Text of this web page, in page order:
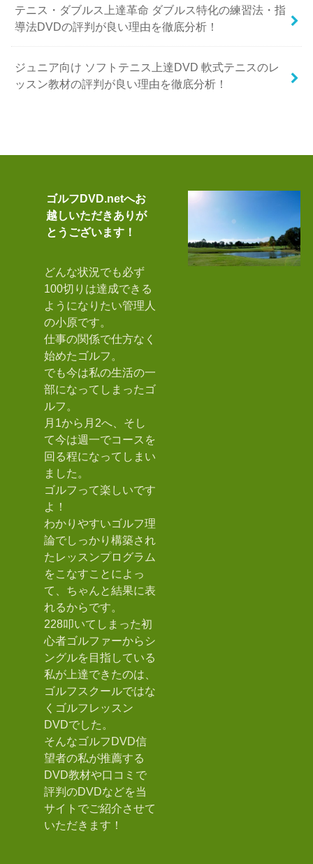
テニス・ダブルス上達革命 ダブルス特化の練習法・指
導法DVDの評判が良い理由を徹底分析！
ジュニア向け ソフトテニス上達DVD 軟式テニスのレ
ッスン教材の評判が良い理由を徹底分析！
ゴルフDVD.netへお
越しいただきありが
とうございます！
どんな状況でも必ず
100切りは達成できる
ようになりたい管理人
の小原です。
仕事の関係で仕方なく
始めたゴルフ。
でも今は私の生活の一
部になってしまったゴ
ルフ。
月1から月2へ、そし
て今は週一でコースを
回る程になってしまい
ました。
ゴルフって楽しいです
よ！
わかりやすいゴルフ理
論でしっかり構築され
たレッスンプログラム
をこなすことによっ
て、ちゃんと結果に表
れるからです。
228叩いてしまった初
心者ゴルファーからシ
ングルを目指している
私が上達できたのは、
ゴルフスクールではな
くゴルフレッスン
DVDでした。
そんなゴルフDVD信
望者の私が推薦する
DVD教材や口コミで
評判のDVDなどを当
サイトでご紹介させて
いただきます！